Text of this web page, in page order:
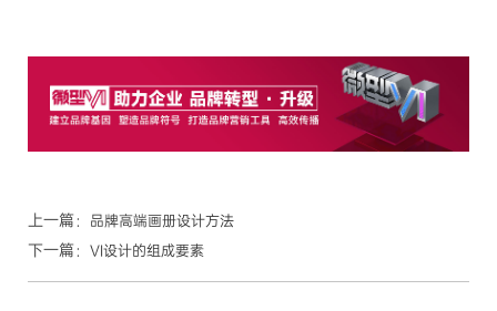
上一篇： 品牌高端画册设计方法
下一篇： VI设计的组成要素